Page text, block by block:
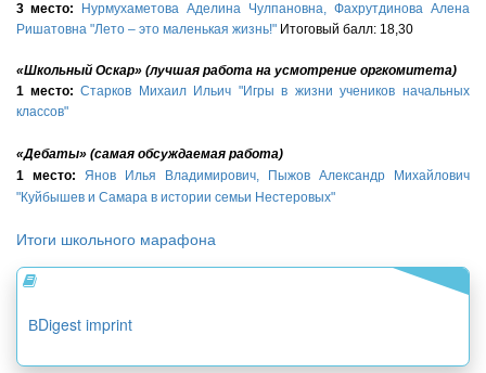
3 место:
Нурмухаметова Аделина Чулпановна, Фахрутдинова Алена
Ришатовна "Лето – это маленькая жизнь!" Итоговый балл: 18,30
«Школьный Оскар» (лучшая работа на усмотрение оргкомитета)
1 место: Старков Михаил Ильич "Игры в жизни учеников начальных
классов"
«Дебаты» (самая обсуждаемая работа)
1 место:
Янов Илья Владимирович, Пыжов Александр Михайлович
"Куйбышев и Самара в истории семьи Нестеровых"
Итоги школьного марафона
ВDigest imprint